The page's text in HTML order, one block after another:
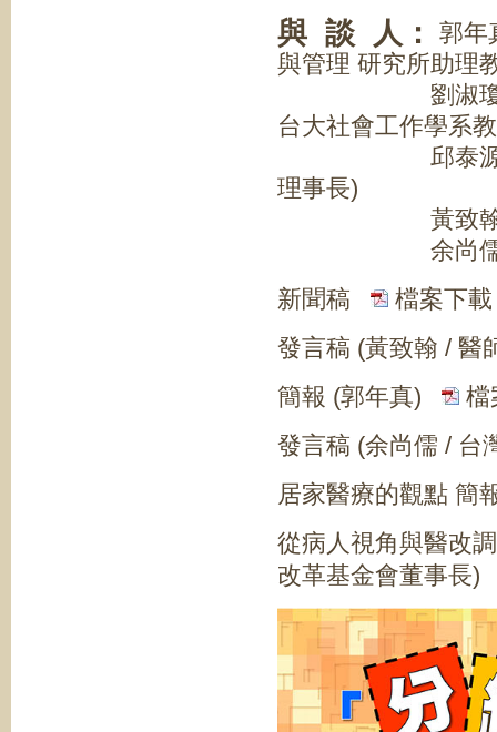
與 談 人：
郭年
與管理 研究所助理
劉淑瓊/董事長
台大社會工作學系
邱泰源/委員 (
理事長)
黃致翰/醫師
余尚儒/醫師 (
新聞稿
檔案下載
發言稿 (黃致翰 /
簡報 (郭年真)
檔
發言稿 (余尚儒 /
居家醫療的觀點
從病人視角與醫改
改革基金會董事長